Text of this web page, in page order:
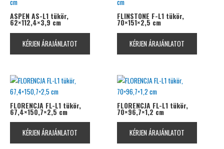
ASPEN AS-L1 tükör,
62×112,4×3,9 cm
KÉRJEN ÁRAJÁNLATOT
FLINSTONE F-L1 tükör,
70×151×2,5 cm
KÉRJEN ÁRAJÁNLATOT
FLORENCJA FL-L1 tükör,
67,4×150,7×2,5 cm
KÉRJEN ÁRAJÁNLATOT
FLORENCJA FL-L1 tükör,
70×96,7×1,2 cm
KÉRJEN ÁRAJÁNLATOT